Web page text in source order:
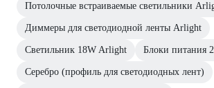
Потолочные встраиваемые светильники
Диммеры для светодиодной ленты Arlight
Светильник 18W Arlight Блоки питания
Серебро (профиль для светодиодных лент)